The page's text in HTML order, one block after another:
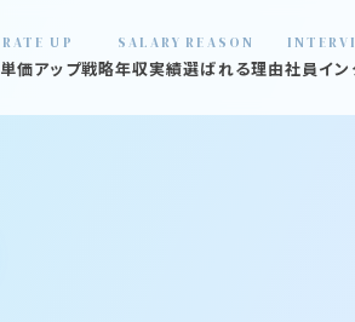
RATE UP
単価アップ戦略
SALARY
年収実績
REASON
選ばれる理由社員イン